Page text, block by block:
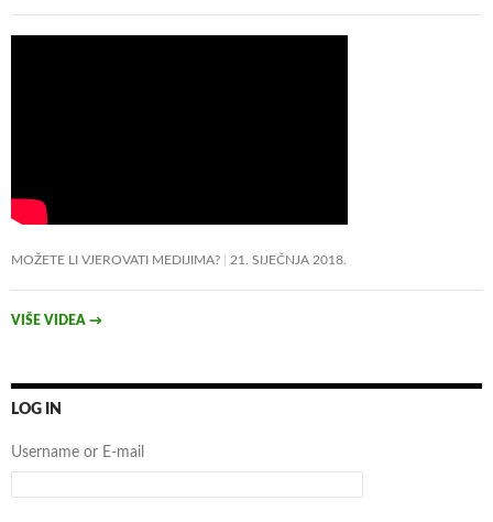
MOŽETE LI VJEROVATI MEDIJIMA? 21. SIJEČNJA 2018.
VIŠE VIDEA →
LOG IN
Username or E-mail